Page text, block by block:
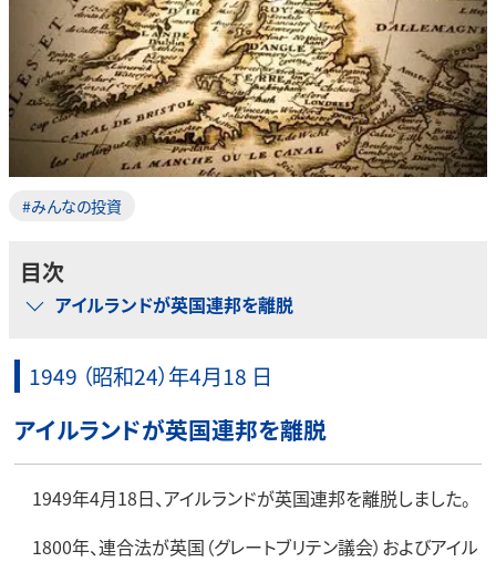
#みんなの投資
目次
アイルランドが英国連邦を離脱
1949 （昭和24）年4月18 日
アイルランドが英国連邦を離脱
1949年4月18日、アイルランドが英国連邦を離脱しました。
1800年、連合法が英国（グレートブリテン議会）およびアイル